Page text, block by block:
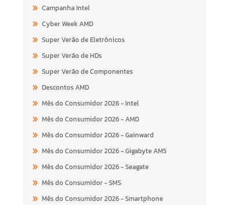
Campanha Intel
Cyber Week AMD
Super Verão de Eletrônicos
Super Verão de HDs
Super Verão de Componentes
Descontos AMD
Mês do Consumidor 2026 - Intel
Mês do Consumidor 2026 - AMD
Mês do Consumidor 2026 - Gainward
Mês do Consumidor 2026 - Gigabyte AM5
Mês do Consumidor 2026 - Seagate
Mês do Consumidor - SMS
Mês do Consumidor 2026 - Smartphone